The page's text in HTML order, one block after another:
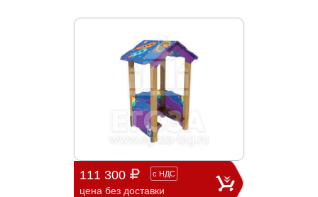
111 300 с НДС
цена без доставки